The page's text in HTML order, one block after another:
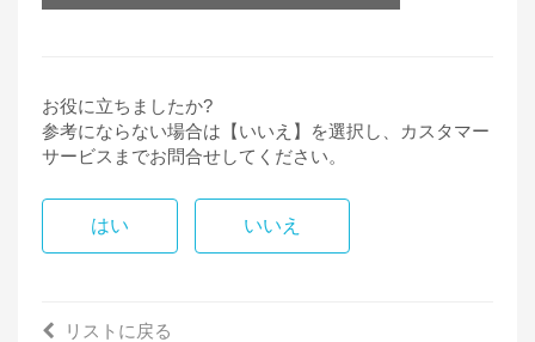
お役に立ちましたか?
参考にならない場合は【いいえ】を選択し、カスタマー
サービスまでお問合せしてください。
はい いいえ
リストに戻る